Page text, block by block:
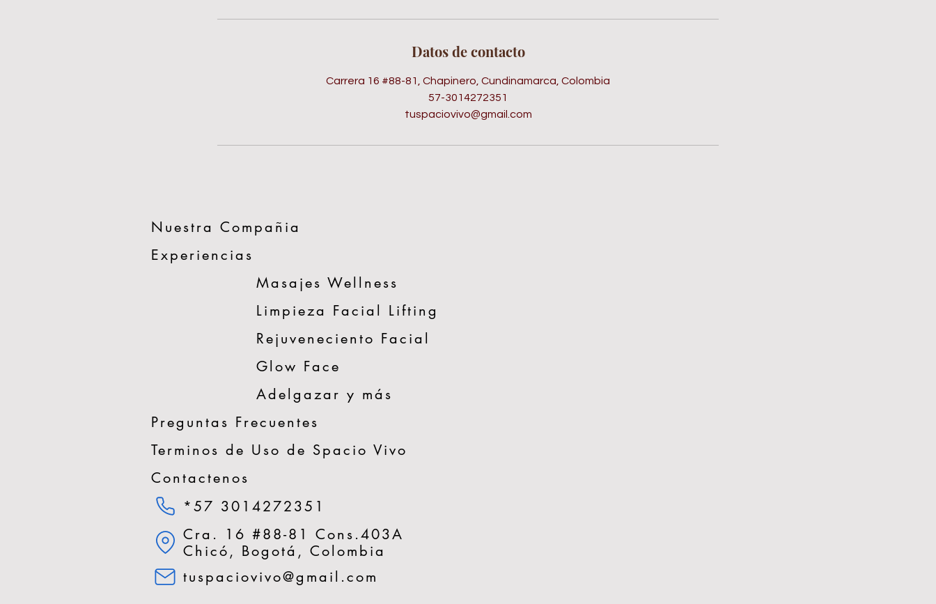
Datos de contacto
Carrera 16 #88-81, Chapinero, Cundinamarca, Colombia
57-3014272351
tuspaciovivo@gmail.com
Nuestra Compañia
Experiencias
Masajes Wellness
Limpieza Facial Lifting
Rejuveneciento Facial
Glow Face
Adelgazar y más
Preguntas Frecuentes
Terminos de Uso de Spacio Vivo
Contactenos
*57 3014272351
Cra. 16 #88-81 Cons.403A
Chicó, Bogotá, Colombia
tuspaciovivo@gmail.com